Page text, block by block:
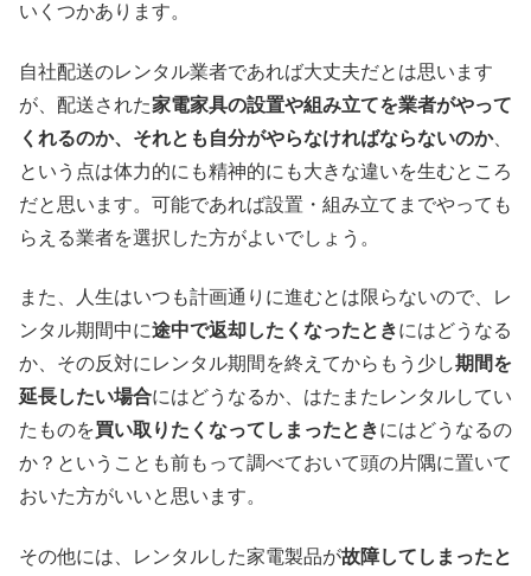
いくつかあります。
自社配送のレンタル業者であれば大丈夫だとは思います
が、配送された家電家具の設置や組み立てを業者がやって
くれるのか、それとも自分がやらなければならないのか、
という点は体力的にも精神的にも大きな違いを生むところ
だと思います。可能であれば設置・組み立てまでやっても
らえる業者を選択した方がよいでしょう。
また、人生はいつも計画通りに進むとは限らないので、レ
ンタル期間中に途中で返却したくなったときにはどうなる
か、その反対にレンタル期間を終えてからもう少し期間を
延長したい場合にはどうなるか、はたまたレンタルしてい
たものを買い取りたくなってしまったときにはどうなるの
か？ということも前もって調べておいて頭の片隅に置いて
おいた方がいいと思います。
その他には、レンタルした家電製品が故障してしまったと